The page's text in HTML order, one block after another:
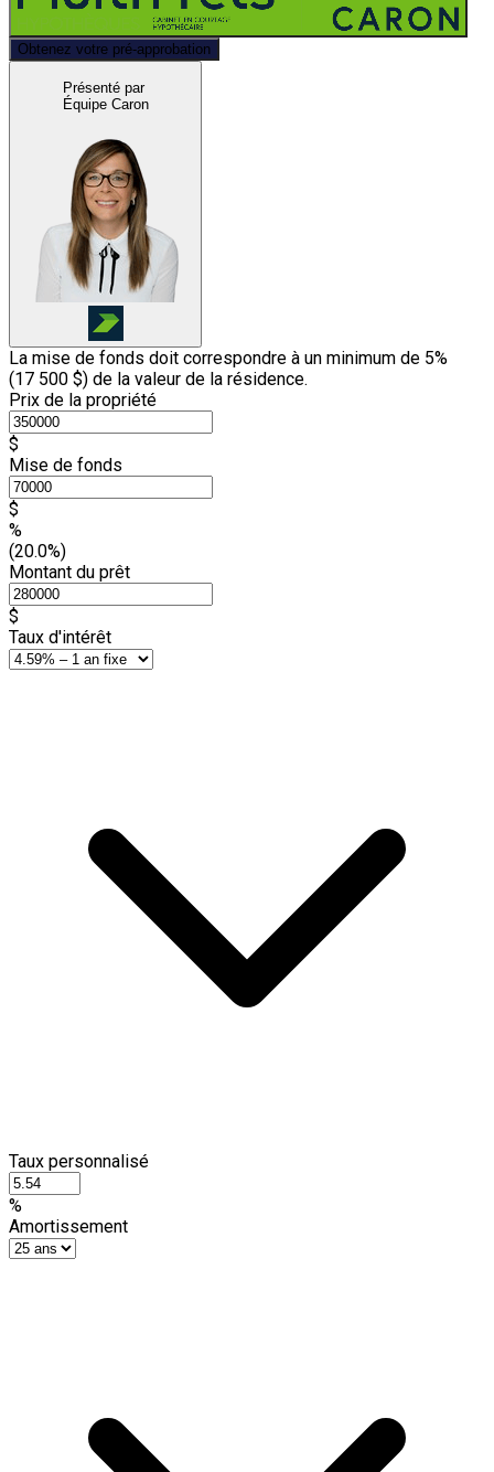
Obtenez votre pré-approbation
Présenté par
Équipe Caron
La mise de fonds doit correspondre à un minimum de 5%
(17 500 $) de la valeur de la résidence.
Prix de la propriété
$
Mise de fonds
$
%
(20.0%)
Montant du prêt
$
Taux d'intérêt
Taux personnalisé
%
Amortissement